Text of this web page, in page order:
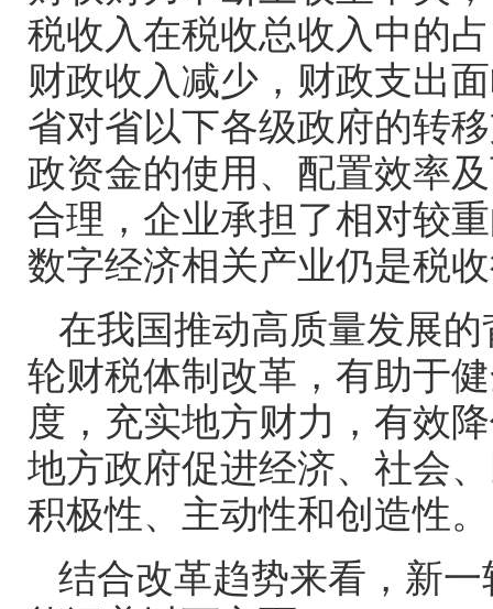
税收入在税收总收入中的
财政收入减少，财政支出
省对省以下各级政府的转
政资金的使用、配置效率
合理，企业承担了相对较
数字经济相关产业仍是税
在我国推动高质量发展
轮财税体制改革，有助于
度，充实地方财力，有效
地方政府促进经济、社会
积极性、主动性和创造性。
结合改革趋势来看，新